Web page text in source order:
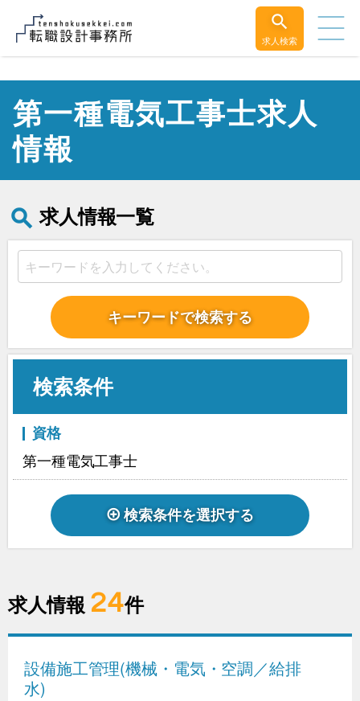
求人検索
第一種電気工事士求人
情報
求人情報一覧
キーワードで検索する
検索条件
資格
第一種電気工事士
検索条件を選択する
求人情報 24件
設備施工管理(機械・電気・空調／給排
水)